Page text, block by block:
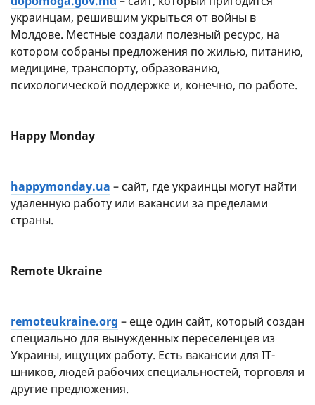
украинцам, решившим укрыться от войны в
Молдове. Местные создали полезный ресурс, на
котором собраны предложения по жилью, питанию,
медицине, транспорту, образованию,
психологической поддержке и, конечно, по работе.
Happy Monday
happymonday.ua – сайт, где украинцы могут найти
удаленную работу или вакансии за пределами
страны.
Remote Ukraine
remoteukraine.org – еще один сайт, который создан
специально для вынужденных переселенцев из
Украины, ищущих работу. Есть вакансии для IT-
шников, людей рабочих специальностей, торговля и
другие предложения.